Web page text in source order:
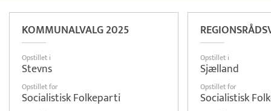
KOMMUNALVALG 2025
Opstillet i
Stevns
Opstillet for
Socialistisk Folkeparti
Opstillet i
Sjælland
Opstillet for
Socialistisk